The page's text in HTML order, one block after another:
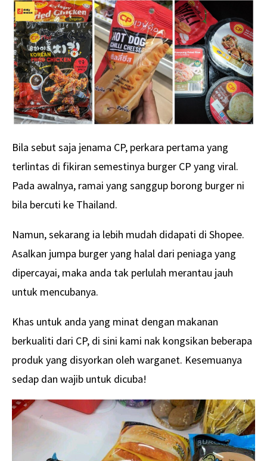
Bila sebut saja jenama CP, perkara pertama yang
terlintas di fikiran semestinya burger CP yang viral.
Pada awalnya, ramai yang sanggup borong burger ni
bila bercuti ke Thailand.
Namun, sekarang ia lebih mudah didapati di Shopee.
Asalkan jumpa burger yang halal dari peniaga yang
dipercayai, maka anda tak perlulah merantau jauh
untuk mencubanya.
Khas untuk anda yang minat dengan makanan
berkualiti dari CP, di sini kami nak kongsikan beberapa
produk yang disyorkan oleh warganet. Kesemuanya
sedap dan wajib untuk dicuba!